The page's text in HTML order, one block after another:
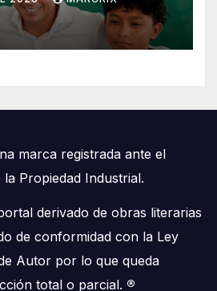
marca registrada ante el
Propiedad Industrial.
derivado de obras literarias
de conformidad con la Ley
Autor por lo que queda
total o parcial. ®